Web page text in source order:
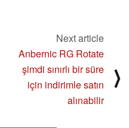
Next article
Anbernic RG Rotate
şimdi sınırlı bir süre
için indirimle satın
alınabilir
⟩